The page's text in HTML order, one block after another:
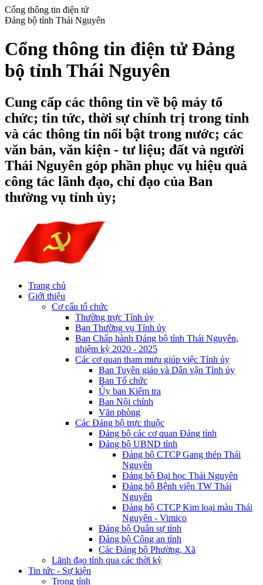
Cổng thông tin điện tử
Đảng bộ tỉnh Thái Nguyên
Cổng thông tin điện tử Đảng
bộ tỉnh Thái Nguyên
Cung cấp các thông tin về bộ máy tổ
chức; tin tức, thời sự chính trị trong tỉnh
và các thông tin nổi bật trong nước; các
văn bản, văn kiện - tư liệu; đất và người
Thái Nguyên góp phần phục vụ hiệu quả
công tác lãnh đạo, chỉ đạo của Ban
thường vụ tỉnh ủy;
Trang chủ
Giới thiệu
Cơ cấu tổ chức
Thường trực Tỉnh ủy
Ban Thường vụ Tỉnh ủy
Ban Chấp hành Đảng bộ tỉnh Thái Nguyên,
nhiệm kỳ 2020 - 2025
Các cơ quan tham mưu giúp việc Tỉnh ủy
Ban Tuyên giáo và Dân vận Tỉnh ủy
Ban Tổ chức
Ủy ban Kiểm tra
Ban Nội chính
Văn phòng
Các Đảng bộ trực thuộc
Đảng bộ các cơ quan Đảng tỉnh
Đảng bộ UBND tỉnh
Đảng bộ CTCP Gang thép Thái
Nguyên
Đảng bộ Đại học Thái Nguyên
Đảng bộ Bệnh viện TW Thái
Nguyên
Đảng bộ CTCP Kim loại màu Thái
Nguyên - Vimico
Đảng bộ Quân sự tỉnh
Đảng bộ Công an tỉnh
Các Đảng bộ Phường, Xã
Lãnh đạo tỉnh qua các thời kỳ
Tin tức - Sự kiện
Trong tỉnh